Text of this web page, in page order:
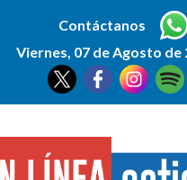
Contáctanos
Viernes, 07 de Agosto de